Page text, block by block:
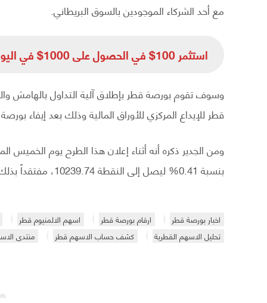
مع أحد الشركاء الموجودين بالسوق البريطاني.
استثمر 100$ في الحصول على 1000$ في اليوم الواحد من خلال الاستثمار في شراء الأسهم الآن
وسوف تقوم بورصة قطر بإطلاق آلية التداول بالهامش
قطر للإيداع المركزي للأوراق المالية وذلك بعد إيفاء
بنسبة 0.41% ليصل إلى النقطة 10239.74، مفتقداً بذلك 41.17 نقطة في تمام الساعة 12:30 بتوقيت قطر.
اخبار بورصة قطر ارقام بورصة قطر
اسهم الالمنيوم قطر
تحليل الاسهم القطرية
كشف حساب الاسهم قطر منتدى